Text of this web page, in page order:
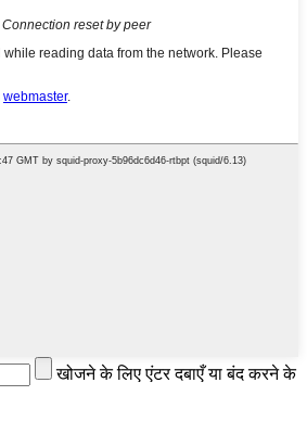
खोजने के लिए एंटर दबाएँ या बंद करने के